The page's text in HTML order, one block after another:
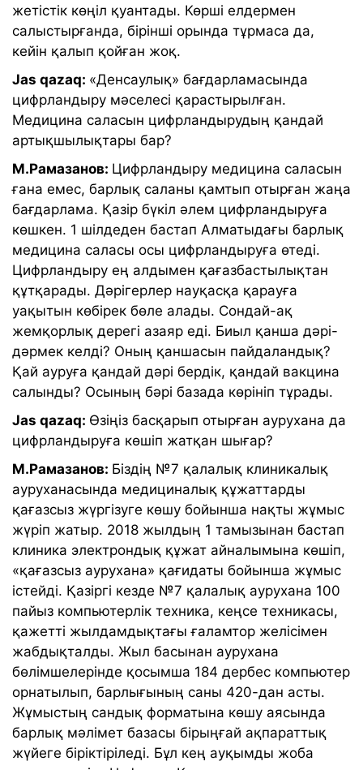
жетістік көңіл қуантады. Көрші елдермен
салыстырғанда, бірінші орында тұрмаса да,
кейін қалып қойған жоқ.
Jas qazaq: «Денсаулық» бағдарламасында
цифрландыру мәселесі қарастырылған.
Медицина саласын цифрландырудың қандай
артықшылықтары бар?
М.Рамазанов: Цифрландыру медицина саласын
ғана емес, барлық саланы қамтып отырған жаңа
бағдарлама. Қазір бүкіл әлем цифрландыруға
көшкен. 1 шілдеден бастап Алматыдағы барлық
медицина саласы осы цифрландыруға өтеді.
Цифрландыру ең алдымен қағазбастылықтан
құтқарады. Дәрігерлер науқасқа қарауға
уақытын көбірек бөле алады. Сондай-ақ
жемқорлық дерегі азаяр еді. Биыл қанша дәрі-
дәрмек келді? Оның қаншасын пайдаландық?
Қай ауруға қандай дәрі бердік, қандай вакцина
салынды? Осының бәрі базада көрініп тұрады.
Jas qazaq: Өзіңіз басқарып отырған аурухана да
цифрландыруға көшіп жатқан шығар?
М.Рамазанов: Біздің №7 қалалық клиникалық
ауруханасында медициналық құжаттарды
қағазсыз жүргізуге көшу бойынша нақты жұмыс
жүріп жатыр. 2018 жылдың 1 тамызынан бастап
клиника электрондық құжат айналымына көшіп,
«қағазсыз аурухана» қағидаты бойынша жұмыс
істейді. Қазіргі кезде №7 қалалық аурухана 100
пайыз компьютерлік техника, кеңсе техникасы,
қажетті жылдамдықтағы ғаламтор желісімен
жабдықталды. Жыл басынан аурухана
бөлімшелерінде қосымша 184 дербес компьютер
орнатылып, барлығының саны 420-дан асты.
Жұмыстың сандық форматына көшу аясында
барлық мәлімет базасы бірыңғай ақпараттық
жүйеге біріктіріледі. Бұл кең ауқымды жоба